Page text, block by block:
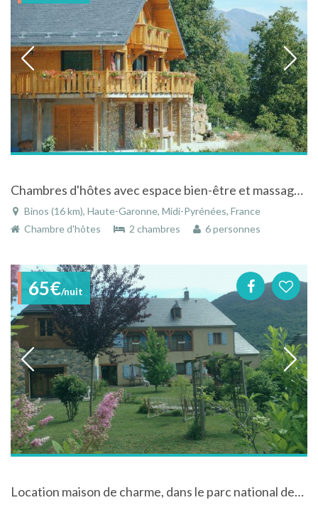
Chambres d'hôtes avec espace bien-être et massage à Binos dans la Haute-Garonne dans les Pyrénées
Binos (16 km), Haute-Garonne, Midi-Pyrénées, France
Chambre d'hôtes
2 chambres 6 personnes
65€/nuit
Location maison de charme, dans le parc national des Pyrénées, réserve du Néouvielle